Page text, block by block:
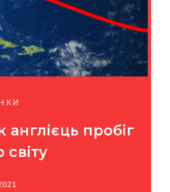
пробіг
світу